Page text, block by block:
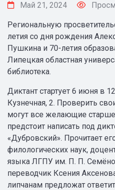
Май 21, 2024
Региональную
летия со дня рождения
Пушкина и 70-летия
Липецкая областная
библиотека.
Диктант стартует 6 июня в
Кузнечная, 2. Проверить
могут все желающие
предстоит написать под
«Дубровский». Прочитает
филологических наук,
языка ЛГПУ им. П. П.
переводчик Ксения
липчанам предложат